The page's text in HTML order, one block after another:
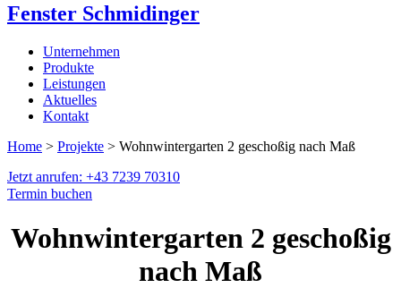
Fenster Schmidinger
Unternehmen
Produkte
Leistungen
Aktuelles
Kontakt
Home > Projekte > Wohnwintergarten 2 geschoßig nach Maß
Jetzt anrufen: +43 7239 70310
Termin buchen
Wohnwintergarten 2 geschoßig
nach Maß